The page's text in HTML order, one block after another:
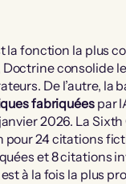
la fonction la plus
consolide
De l’autre, la
fabriquéespar
2026. La
pour 24 citations
et 8 citations
à la fois la plus